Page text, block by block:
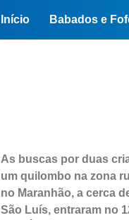
Início Babados e
As buscas por duas
um quilombo na zona
no Maranhão, a cerca
São Luís, entraram no